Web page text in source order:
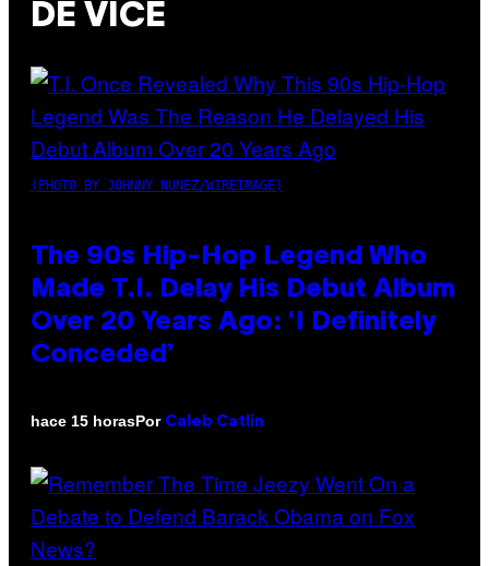
DE VICE
(PHOTO BY JOHNNY NUNEZ/WIREIMAGE)
The 90s Hip-Hop Legend Who
Made T.I. Delay His Debut Album
Over 20 Years Ago: ‘I Definitely
Conceded’
hace 15 horasPor Caleb Catlin